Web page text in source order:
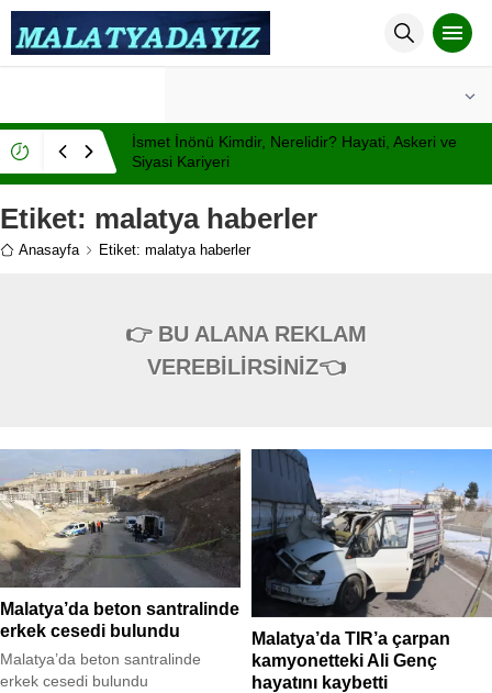
İsmet İnönü Kimdir, Nerelidir? Hayati, Askeri ve
Siyasi Kariyeri
Etiket: malatya haberler
Anasayfa Etiket: malatya haberler
👉 BU ALANA REKLAM
VEREBİLİRSİNİZ👈
Malatya’da beton santralinde
erkek cesedi bulundu
Malatya’da beton santralinde
erkek cesedi bulundu
Malatya’da TIR’a çarpan
kamyonetteki Ali Genç
hayatını kaybetti